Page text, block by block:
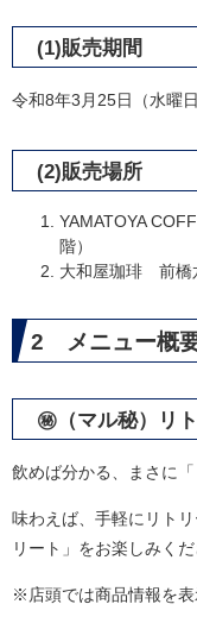
(1)販売期間
令和8年3月25日（水曜
(2)販売場所
YAMATOYA
階）
大和屋珈琲 前橋
2 メニュー概
㊙（マル秘）リ
飲めば分かる、まさに
味わえば、手軽にリト
リート」をお楽しみくだ
※店頭では商品情報を表